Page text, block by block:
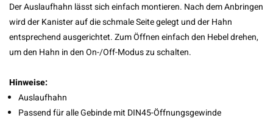
Der Auslaufhahn lässt sich einfach montieren. Nach dem Anbringen
wird der Kanister auf die schmale Seite gelegt und der Hahn
entsprechend ausgerichtet. Zum Öffnen einfach den Hebel drehen,
um den Hahn in den On-/Off-Modus zu schalten.
Hinweise:
Auslaufhahn
Passend für alle Gebinde mit DIN45-Öffnungsgewinde